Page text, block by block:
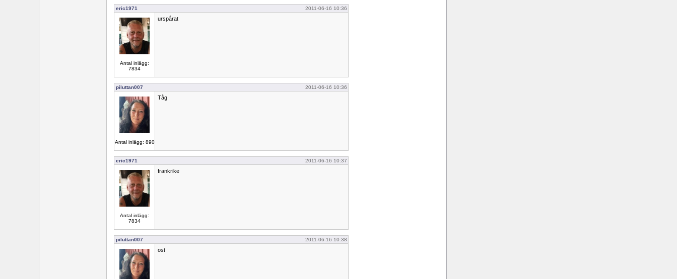
eric1971 2011-06-16 10:36
Antal inlägg:
7834
urspårat
piluttan007 2011-06-16 10:36
Antal inlägg: 890
Tåg
eric1971 2011-06-16 10:37
Antal inlägg:
7834
frankrike
piluttan007 2011-06-16 10:38
ost